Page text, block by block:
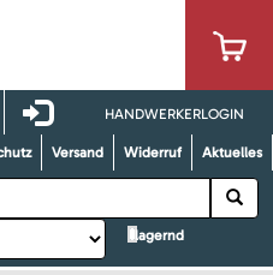
HANDWERKERLOGIN
Versand Widerruf Aktuelles
lagernd